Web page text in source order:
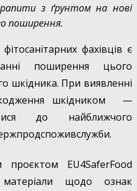
з ґрунтом на нові
поширення.
фахівців є
поширення цього
шкідника. При виявленні
шкідником —
до найближчого
EU4SaferFood
матеріали щодо ознак